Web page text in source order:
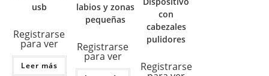
usb
Registrarse
para ver
Leer más
labios y zonas
pequeñas
Registrarse
para ver
con
cabezales
pulidores
Registrarse